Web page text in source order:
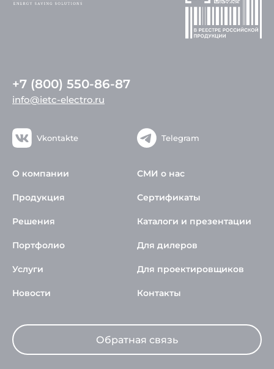
+7 (800) 550-86-87
info@ietc-electro.ru
Vkontakte Telegram
О компании
Продукция
Решения
Портфолио
Услуги
Новости
СМИ о нас
Сертификаты
Каталоги и презентации
Для дилеров
Для проектировщиков
Контакты
Обратная связь